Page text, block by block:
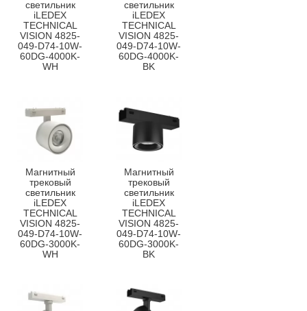
светильник
iLEDEX
TECHNICAL
VISION 4825-
049-D74-10W-
60DG-4000K-
WH
светильник
iLEDEX
TECHNICAL
VISION 4825-
049-D74-10W-
60DG-4000K-
BK
Магнитный
трековый
светильник
iLEDEX
TECHNICAL
VISION 4825-
049-D74-10W-
60DG-3000K-
WH
Магнитный
трековый
светильник
iLEDEX
TECHNICAL
VISION 4825-
049-D74-10W-
60DG-3000K-
BK